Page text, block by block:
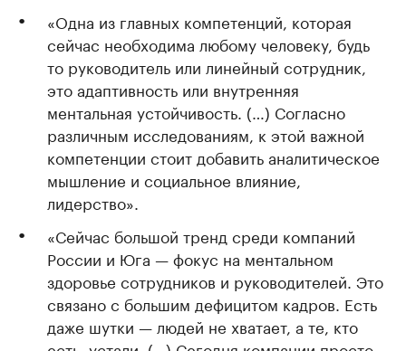
«Одна из главных компетенций, которая
сейчас необходима любому человеку, будь
то руководитель или линейный сотрудник,
это адаптивность или внутренняя
ментальная устойчивость. (…) Согласно
различным исследованиям, к этой важной
компетенции стоит добавить аналитическое
мышление и социальное влияние,
лидерство».
«Сейчас большой тренд среди компаний
России и Юга — фокус на ментальном
здоровье сотрудников и руководителей. Это
связано с большим дефицитом кадров. Есть
даже шутки — людей не хватает, а те, кто